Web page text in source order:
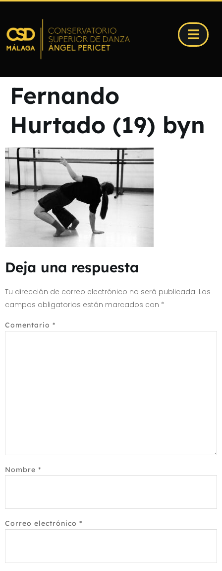
Fernando
Hurtado (19) byn
Deja una respuesta
Tu dirección de correo electrónico no será publicada. Los
campos obligatorios están marcados con *
Comentario *
Nombre *
Correo electrónico *